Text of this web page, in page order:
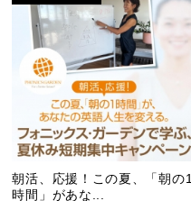
朝活、応援！この夏、「朝の1
時間」があな...